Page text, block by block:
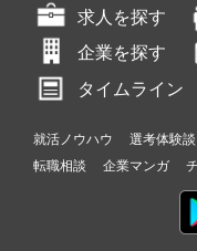
求人を探す
企業を探す
タイムライン
就活ノウハウ 選考体験談
転職相談
企業マンガ